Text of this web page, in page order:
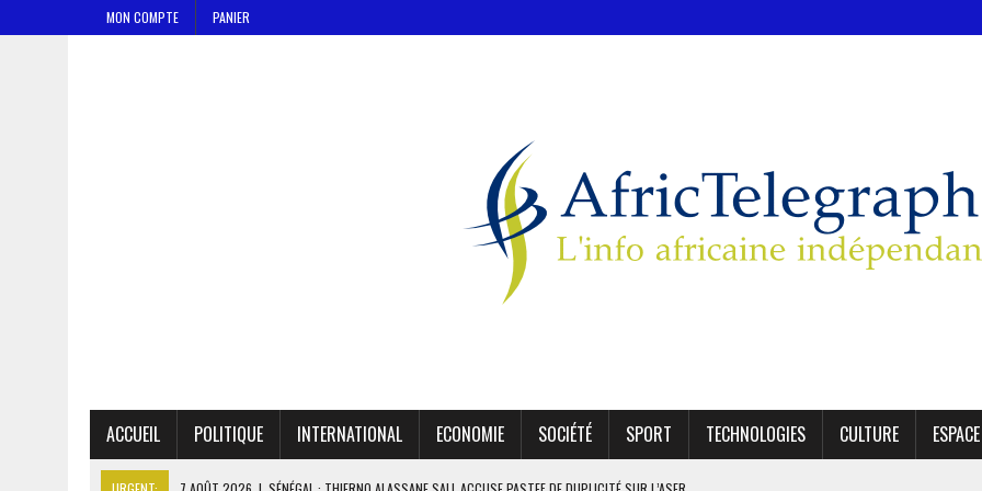
MON COMPTE PANIER
ACCUEIL POLITIQUE INTERNATIONAL ECONOMIE SOCIÉTÉ SPORT TECHNOLOGIES CULTURE